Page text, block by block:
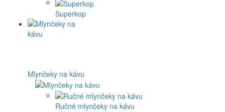
Superkop
Mlynčeky na kávu
Ručné mlynčeky na kávu